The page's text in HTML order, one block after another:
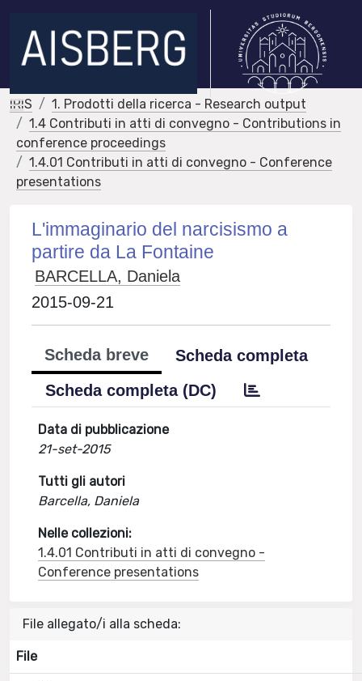
IRIS
1. Prodotti della ricerca - Research output
1.4 Contributi in atti di convegno - Contributions in
conference proceedings
1.4.01 Contributi in atti di convegno - Conference
presentations
L'immaginario del narcisismo a
partire da La Fontaine
BARCELLA, Daniela
2015-09-21
Scheda breve
Scheda completa
Scheda completa (DC)
Data di pubblicazione
21-set-2015
Tutti gli autori
Barcella, Daniela
Nelle collezioni:
1.4.01 Contributi in atti di convegno -
Conference presentations
File allegato/i alla scheda:
File